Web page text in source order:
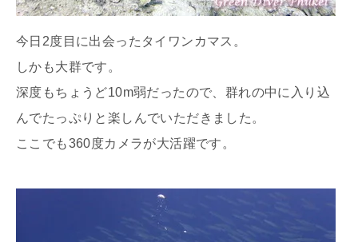
今日2度目に出会ったタイワンカマス。
しかも大群です。
深度もちょうど10m弱だったので、群れの中に入り込
んでたっぷりと楽しんでいただきました。
ここでも360度カメラが大活躍です。